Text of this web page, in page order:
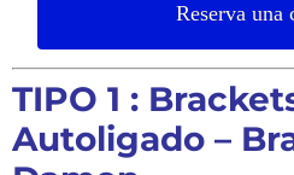
Reserva una
TIPO 1 :
Autoligado –